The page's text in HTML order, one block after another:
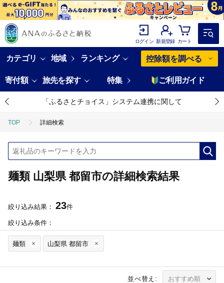
ログイン 新規登録 カート
カテゴリ 地域 ランキング 控除額を調べる
寄付額 旅先を探す 特集 ご利用ガイド
「ふるさとチョイス」システム連携に関して
TOP 詳細検索
麺類 山梨県 都留市の詳細検索結果
絞り込み結果： 23件
絞り込み条件：
麺類 山梨県 都留市
並べ替え: